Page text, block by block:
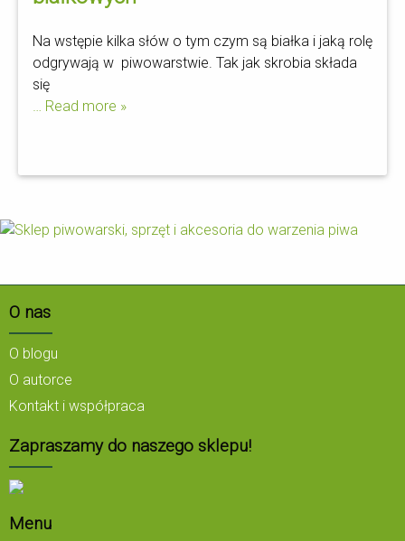
Na wstępie kilka słów o tym czym są białka i jaką rolę
odgrywają w piwowarstwie. Tak jak skrobia składa
się
… Read more »
O nas
O blogu
O autorce
Kontakt i współpraca
Zapraszamy do naszego sklepu!
Menu